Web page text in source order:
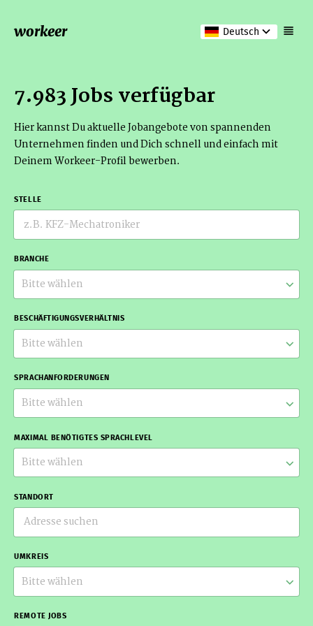
workeer Deutsch
7.983 Jobs verfügbar
Hier kannst Du aktuelle Jobangebote von spannenden
Unternehmen finden und Dich schnell und einfach mit
Deinem Workeer-Profil bewerben.
STELLE
BRANCHE
Bitte wählen
BESCHÄFTIGUNGSVERHÄLTNIS
Bitte wählen
SPRACHANFORDERUNGEN
Bitte wählen
MAXIMAL BENÖTIGTES SPRACHLEVEL
Bitte wählen
STANDORT
UMKREIS
Bitte wählen
REMOTE JOBS